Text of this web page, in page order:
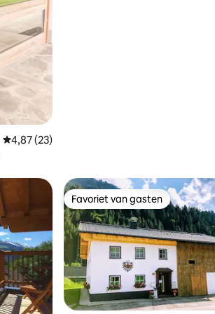
Gemiddelde beoordeling van 4,87 uit 5, 23
4,87 (23)
Favoriet van gasten
Favoriet van gasten